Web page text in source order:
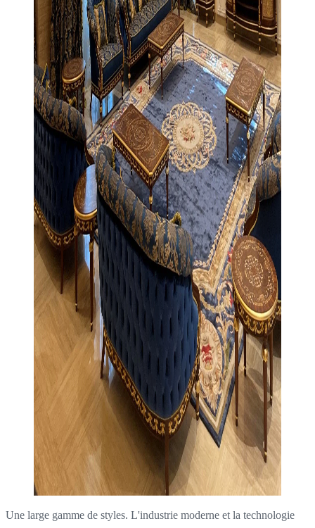
Une large gamme de styles. L'industrie moderne et la technologie